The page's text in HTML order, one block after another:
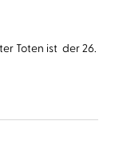
Toten ist der 26.